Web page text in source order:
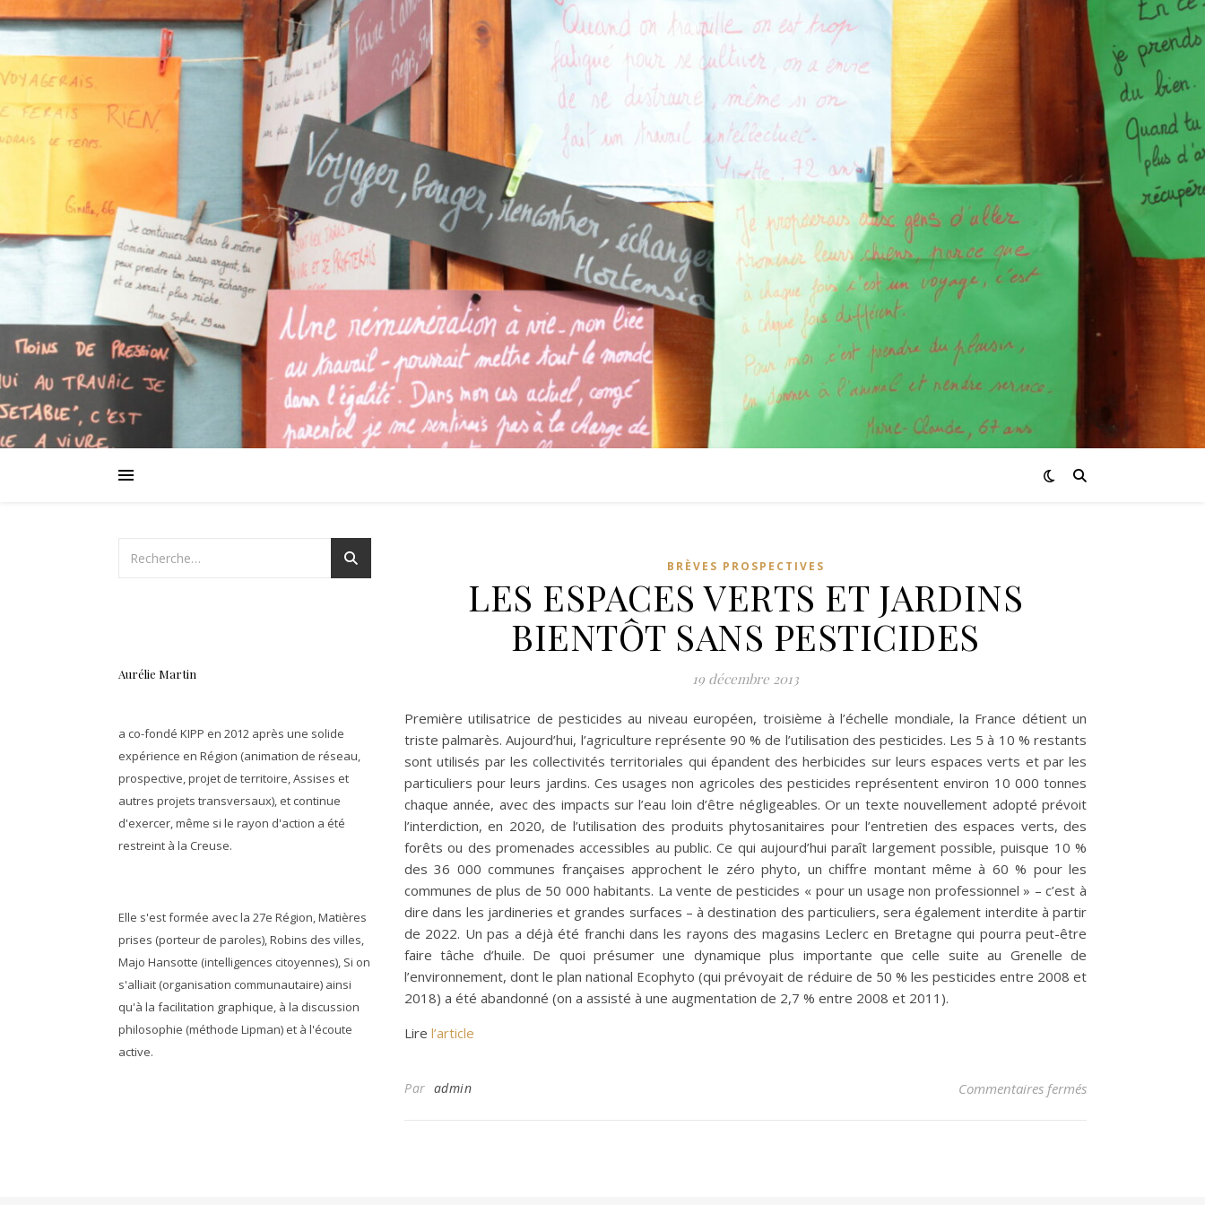
Aurélie Martin
a co-fondé KIPP en 2012 après une solide
expérience en Région (animation de réseau,
prospective, projet de territoire, Assises et
autres projets transversaux), et continue
d'exercer, même si le rayon d'action a été
restreint à la Creuse.
Elle s'est formée avec la 27e Région, Matières
prises (porteur de paroles), Robins des villes,
Majo Hansotte (intelligences citoyennes), Si on
s'alliait (organisation communautaire) ainsi
qu'à la facilitation graphique, à la discussion
philosophie (méthode Lipman) et à l'écoute
active.
BRÈVES PROSPECTIVES
LES ESPACES VERTS ET JARDINS
BIENTÔT SANS PESTICIDES
19 décembre 2013
Première utilisatrice de pesticides au niveau européen, troisième à l’échelle mondiale, la France détient un
triste palmarès. Aujourd’hui, l’agriculture représente 90 % de l’utilisation des pesticides. Les 5 à 10 % restants
sont utilisés par les collectivités territoriales qui épandent des herbicides sur leurs espaces verts et par les
particuliers pour leurs jardins. Ces usages non agricoles des pesticides représentent environ 10 000 tonnes
chaque année, avec des impacts sur l’eau loin d’être négligeables. Or un texte nouvellement adopté prévoit
l’interdiction, en 2020, de l’utilisation des produits phytosanitaires pour l’entretien des espaces verts, des
forêts ou des promenades accessibles au public. Ce qui aujourd’hui paraît largement possible, puisque 10 %
des 36 000 communes françaises approchent le zéro phyto, un chiffre montant même à 60 % pour les
communes de plus de 50 000 habitants. La vente de pesticides « pour un usage non professionnel » – c’est à
dire dans les jardineries et grandes surfaces – à destination des particuliers, sera également interdite à partir
de 2022. Un pas a déjà été franchi dans les rayons des magasins Leclerc en Bretagne qui pourra peut-être
faire tâche d’huile. De quoi présumer une dynamique plus importante que celle suite au Grenelle de
l’environnement, dont le plan national Ecophyto (qui prévoyait de réduire de 50 % les pesticides entre 2008 et
2018) a été abandonné (on a assisté à une augmentation de 2,7 % entre 2008 et 2011).
Lire l’article
Par admin Commentaires ferméssur LES ESPACES